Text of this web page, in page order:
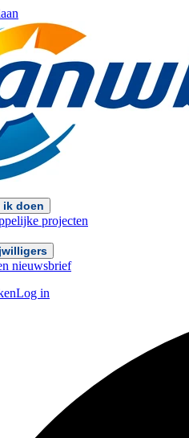
ik doen
projecten
nieuwsbrief
Log in